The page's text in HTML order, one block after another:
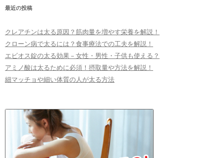
最近の投稿
クレアチンは太る原因？筋肉量を増やす栄養を解説！
クローン病で太るには？食事療法での工夫を解説！
エビオス錠の太る効果 – 女性・男性・子供も使える？
アミノ酸は太るために必須！摂取量や方法を解説！
細マッチョや細い体質の人が太る方法